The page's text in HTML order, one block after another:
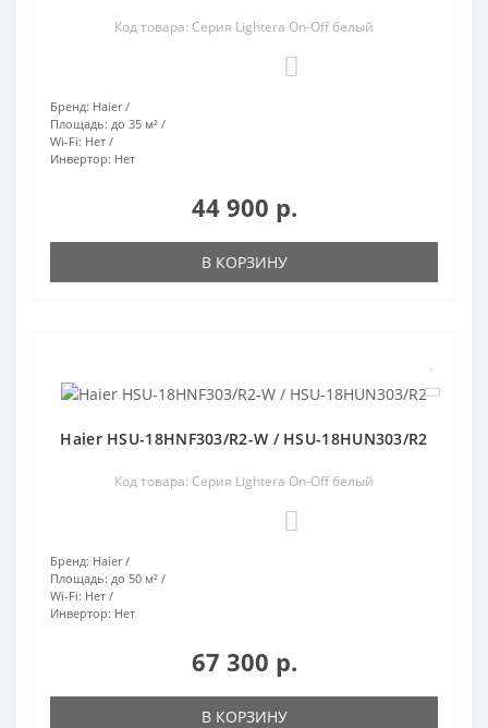
Код товара: Серия Lightera On-Off белый
Бренд: Haier
Площадь: до 35 м²
Wi-Fi: Нет
Инвертор: Нет
44 900 р.
В КОРЗИНУ
Haier HSU-18HNF303/R2-W / HSU-18HUN303/R2
Код товара: Серия Lightera On-Off белый
Бренд: Haier
Площадь: до 50 м²
Wi-Fi: Нет
Инвертор: Нет
67 300 р.
В КОРЗИНУ